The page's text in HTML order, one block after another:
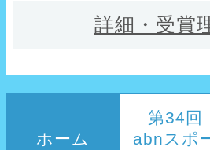
詳細・受賞
ホーム
第34回
abnスポ